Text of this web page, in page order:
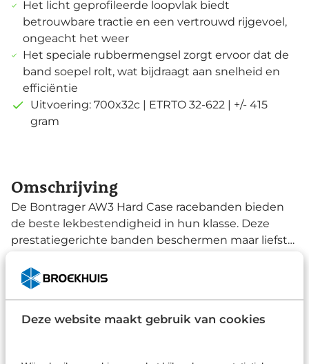
Deze website maakt gebruik van cookies
Het licht geprofileerde loopvlak biedt
betrouwbare tractie en een vertrouwd rijgevoel,
ongeacht het weer
Het speciale rubbermengsel zorgt ervoor dat de
band soepel rolt, wat bijdraagt aan snelheid en
efficiëntie
Uitvoering: 700x32c | ETRTO 32-622 | +/- 415
gram
Omschrijving
De Bontrager AW3 Hard Case racebanden bieden
de beste lekbestendigheid in hun klasse. Deze
prestatiegerichte banden beschermen maar liefst
hebben een duurzaam loopvlak en de juiste grip
voor snelle ritten op elke verharde ondergrond,
banden garanderen. De Hard-Case constructie
Specificaties